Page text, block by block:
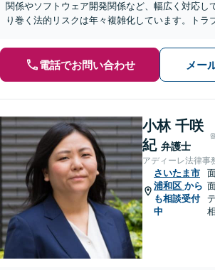
関係やソフトウェア開発関係など、幅広く対応し
り巻く法的リスクは年々複雑化しています。トラ
電話でお問い合わせ メー
小林 千咲
紀 弁護士
アディーレ法律事
さいたま市
浦和区 から
も相談受付
中